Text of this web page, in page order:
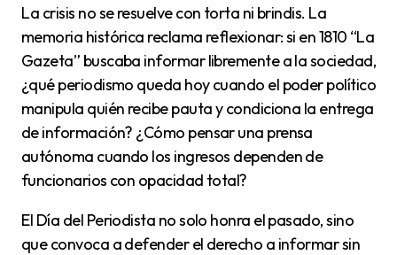
La crisis no se resuelve con torta ni brindis. La
memoria histórica reclama reflexionar: si en 1810 “La
Gazeta” buscaba informar libremente a la sociedad,
¿qué periodismo queda hoy cuando el poder político
manipula quién recibe pauta y condiciona la entrega
de información? ¿Cómo pensar una prensa
autónoma cuando los ingresos dependen de
funcionarios con opacidad total?
El Día del Periodista no solo honra el pasado, sino
que convoca a defender el derecho a informar sin